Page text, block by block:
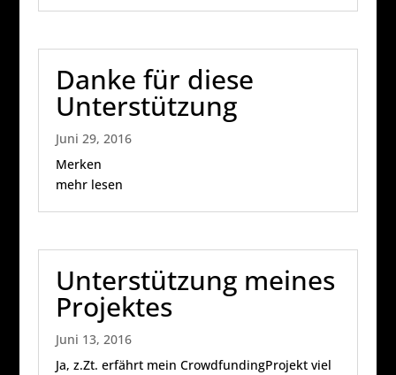
Danke für diese
Unterstützung
Juni 29, 2016
Merken
mehr lesen
Unterstützung meines
Projektes
Juni 13, 2016
Ja, z.Zt. erfährt mein CrowdfundingProjekt viel